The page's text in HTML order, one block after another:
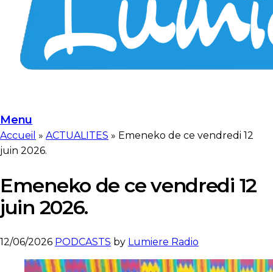
Menu
Accueil » ACTUALITES » Emeneko de ce vendredi 12
juin 2026.
Emeneko de ce vendredi 12
juin 2026.
12/06/2026 PODCASTS by Lumiere Radio